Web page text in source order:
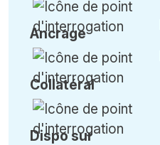
Ancrage
Collatéral
Dispo sur